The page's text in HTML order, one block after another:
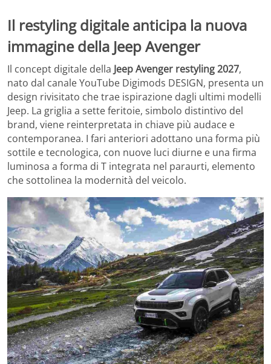
Il restyling digitale anticipa la nuova
immagine della Jeep Avenger
Il concept digitale della Jeep Avenger restyling 2027,
nato dal canale YouTube Digimods DESIGN, presenta un
design rivisitato che trae ispirazione dagli ultimi modelli
Jeep. La griglia a sette feritoie, simbolo distintivo del
brand, viene reinterpretata in chiave più audace e
contemporanea. I fari anteriori adottano una forma più
sottile e tecnologica, con nuove luci diurne e una firma
luminosa a forma di T integrata nel paraurti, elemento
che sottolinea la modernità del veicolo.